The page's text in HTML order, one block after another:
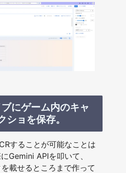
にゲーム内のキャ
ショを保存。
することが可能なことは
Gemini APIを叩いて、
載せるところまで作って